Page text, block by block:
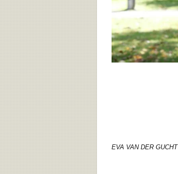
EVA VAN DER GUCHT